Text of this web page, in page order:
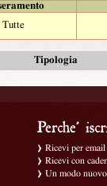
Tutte
Tipologia
Ricevi per
Ricevi con
Un modo